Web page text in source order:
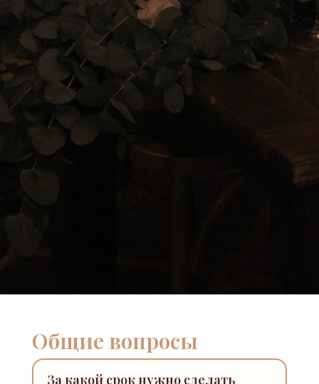
Общие вопросы
За какой срок нужно сделать